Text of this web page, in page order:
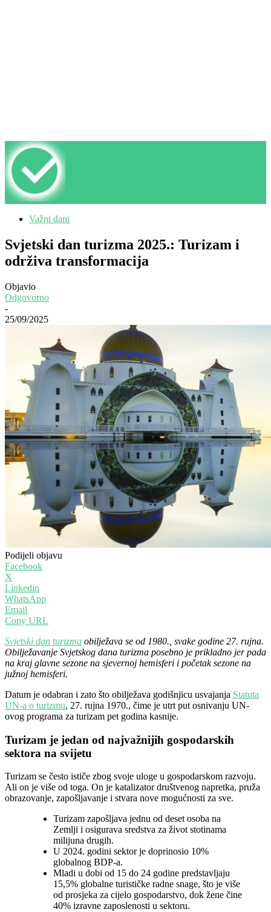
Važni dani
Svjetski dan turizma 2025.: Turizam i
održiva transformacija
Objavio
Odgovorno
-
25/09/2025
Podijeli objavu
Facebook
X
Linkedin
WhatsApp
Email
Copy URL
Svjetski dan turizma obilježava se od 1980., svake godine 27. rujna.
Obilježavanje Svjetskog dana turizma posebno je prikladno jer pada
na kraj glavne sezone na sjevernoj hemisferi i početak sezone na
južnoj hemisferi.
Datum je odabran i zato što obilježava godišnjicu usvajanja Statuta
UN-a o turizmu, 27. rujna 1970., čime je utrt put osnivanju UN-
ovog programa za turizam pet godina kasnije.
Turizam je jedan od najvažnijih gospodarskih
sektora na svijetu
Turizam se često ističe zbog svoje uloge u gospodarskom razvoju.
Ali on je više od toga. On je katalizator društvenog napretka, pruža
obrazovanje, zapošljavanje i stvara nove mogućnosti za sve.
Turizam zapošljava jednu od deset osoba na
Zemlji i osigurava sredstva za život stotinama
milijuna drugih.
U 2024. godini sektor je doprinosio 10%
globalnog BDP-a.
Mladi u dobi od 15 do 24 godine predstavljaju
15,5% globalne turističke radne snage, što je više
od prosjeka za cijelo gospodarstvo, dok žene čine
40% izravne zaposlenosti u sektoru.